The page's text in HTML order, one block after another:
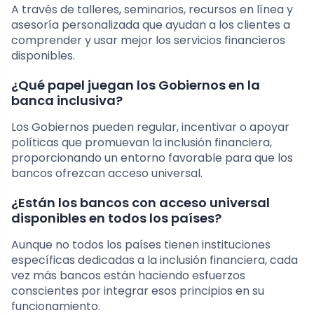
A través de talleres, seminarios, recursos en línea y
asesoría personalizada que ayudan a los clientes a
comprender y usar mejor los servicios financieros
disponibles.
¿Qué papel juegan los Gobiernos en la
banca inclusiva?
Los Gobiernos pueden regular, incentivar o apoyar
políticas que promuevan la inclusión financiera,
proporcionando un entorno favorable para que los
bancos ofrezcan acceso universal.
¿Están los bancos con acceso universal
disponibles en todos los países?
Aunque no todos los países tienen instituciones
específicas dedicadas a la inclusión financiera, cada
vez más bancos están haciendo esfuerzos
conscientes por integrar esos principios en su
funcionamiento.